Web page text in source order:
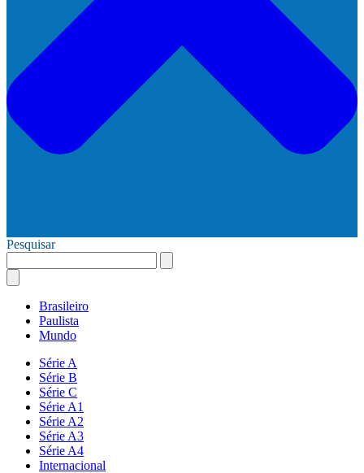
Pesquisar
Brasileiro
Paulista
Mundo
Série A
Série B
Série C
Série A1
Série A2
Série A3
Série A4
Internacional